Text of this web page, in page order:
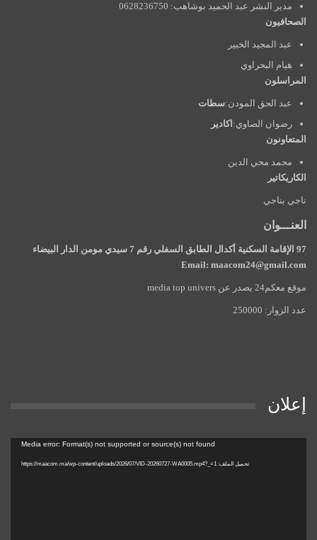
مدير النشر عبد الحميد بوشاهب: 0628236750
الصحافيون
عبد المجيد الخبير
هيام البحراوي
المراسلون
عبد الحق المودن:سطات
رضوان الصاوي: اكادير
المتعاونون
محمد محي الدين
الكاريكاتير
ناجي بناجي
العنـــوان
97 الإقامة السكنية أكدال الطابق السفلي رقم 7 سيدي مومن الدار البيضاء
Email: maacom24@gmail.com
موقع معكم24 يصدر عن media top univers
عدد الزوار: 250000
إعلان
Media error: Format(s) not supported or source(s) not found
تحميل الملف: https://maacom.ma/wp-content/uploads/2026/07/VID-20260727-WA0005.mp4?_=1